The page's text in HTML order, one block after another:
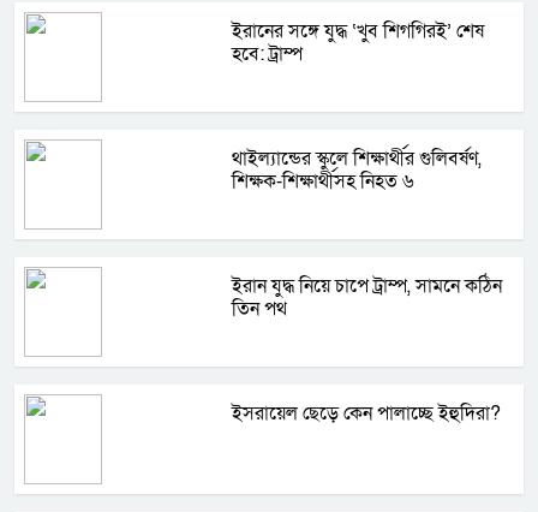
ইরানের সঙ্গে যুদ্ধ ‘খুব শিগগিরই’ শেষ
হবে: ট্রাম্প
থাইল্যান্ডের স্কুলে শিক্ষার্থীর গুলিবর্ষণ,
শিক্ষক-শিক্ষার্থীসহ নিহত ৬
ইরান যুদ্ধ নিয়ে চাপে ট্রাম্প, সামনে কঠিন
তিন পথ
ইসরায়েল ছেড়ে কেন পালাচ্ছে ইহুদিরা?